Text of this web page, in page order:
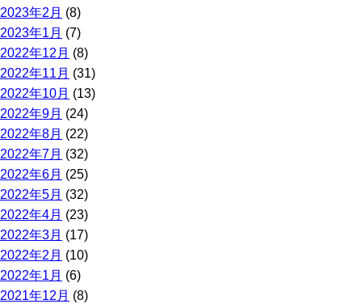
2023年2月 (8)
2023年1月 (7)
2022年12月 (8)
2022年11月 (31)
2022年10月 (13)
2022年9月 (24)
2022年8月 (22)
2022年7月 (32)
2022年6月 (25)
2022年5月 (32)
2022年4月 (23)
2022年3月 (17)
2022年2月 (10)
2022年1月 (6)
2021年12月 (8)